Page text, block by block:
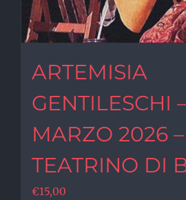
ARTEMISIA
GENTILESCHI
MARZO 2026 –
TEATRINO DI
€15,00